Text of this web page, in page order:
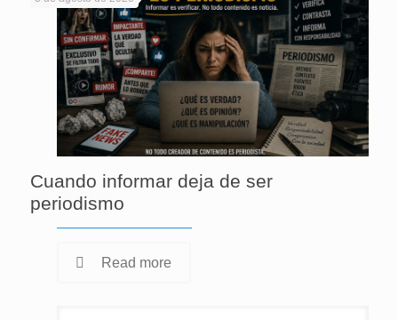
Cuando informar deja de ser
periodismo
Read more